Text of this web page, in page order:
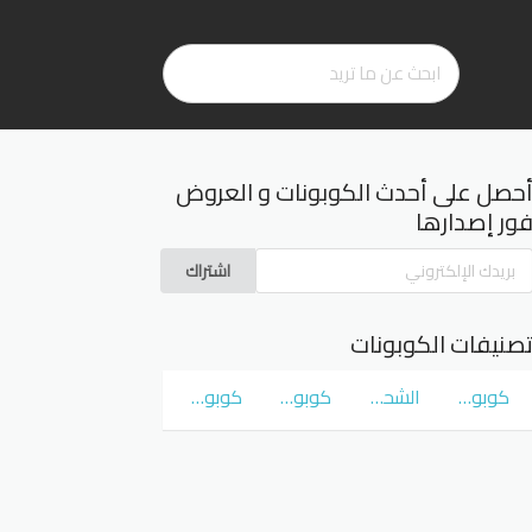
أحصل على أحدث الكوبونات و العروض
فور إصدارها
اشتراك
تصنيفات الكوبونات
كوبونات و عروض سوق كوم الشحن المجاني كوبونات و عروض نمشي Namshi كوبونات و عروض نون Noon